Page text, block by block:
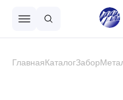
ГлавнаяКаталогЗабор